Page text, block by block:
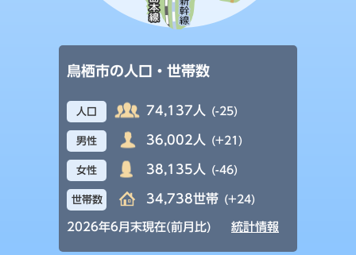
鳥栖市の人口・世帯数
人口 74,137人 (-25)
男性 36,002人 (+21)
女性 38,135人 (-46)
世帯数 34,738世帯 (+24)
2026年6月末現在(前月比) 統計情報